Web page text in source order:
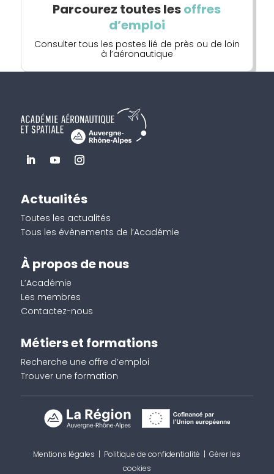
Parcourez toutes lesoffres
d’emploi
Consulter tous les postes lié de près ou de loin
à l’aéronautique
Actualités
Toutes les actualités
Tous les évènements de l’Académie
À propos de nous
L’Académie
Les membres
Contactez-nous
Métiers et formations
Recherche une offre d’emploi
Trouver une formation
Mentions légales | Politique de confidentialité |Gérer les
cookies